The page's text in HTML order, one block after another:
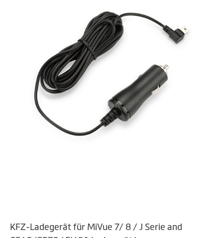
Anfang
KFZ-Ladegerät für MiVue 7/ 8 / J Serie and